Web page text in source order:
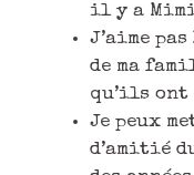
il y a
J’aime pas
de ma
qu’ils ont
Je peux
d’amitié